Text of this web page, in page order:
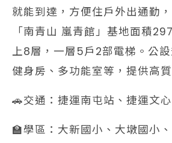
就能到達，方便住戶外出通勤
「南青山 嵐青館」基地面積
上8層，一層5戶2部電梯。公設
健身房、多功能室等，提供高
🚗交通：捷運南屯站、捷運文
🏫學區：大新國小、大墩國小